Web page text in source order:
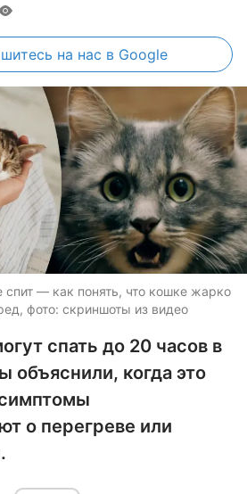
на нас в Google
— как понять, что кошке жарко
фото: скриншоты из видео
спать до 20 часов в
объяснили, когда это
о перегреве или